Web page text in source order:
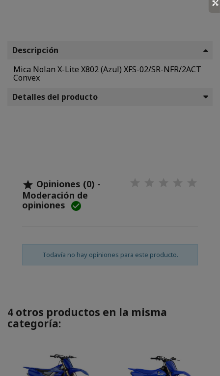
Descripción
Mica Nolan X-Lite X802 (Azul) XFS-02/SR-NFR/2ACT
Convex
Detalles del producto
 Opiniones (0) -
Moderación de
opiniones 
Todavía no hay opiniones para este producto.
4 otros productos en la misma
categoría: